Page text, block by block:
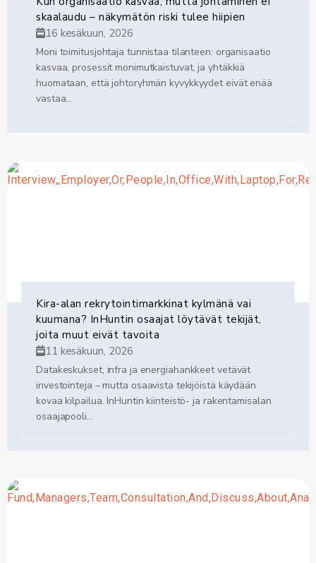
skaalaudu – näkymätön riski tulee hiipien
16 kesäkuun, 2026
Moni toimitusjohtaja tunnistaa tilanteen: organisaatio
kasvaa, prosessit monimutkaistuvat, ja yhtäkkiä
huomataan, että johtoryhmän kyvykkyydet eivät enää
vastaa...
Kira-alan rekrytointimarkkinat kylmänä vai
kuumana? InHuntin osaajat löytävät tekijät,
joita muut eivät tavoita
11 kesäkuun, 2026
Datakeskukset, infra ja energiahankkeet vetävät
investointeja – mutta osaavista tekijöistä käydään
kovaa kilpailua. InHuntin kiinteistö- ja rakentamisalan
osaajapooli...